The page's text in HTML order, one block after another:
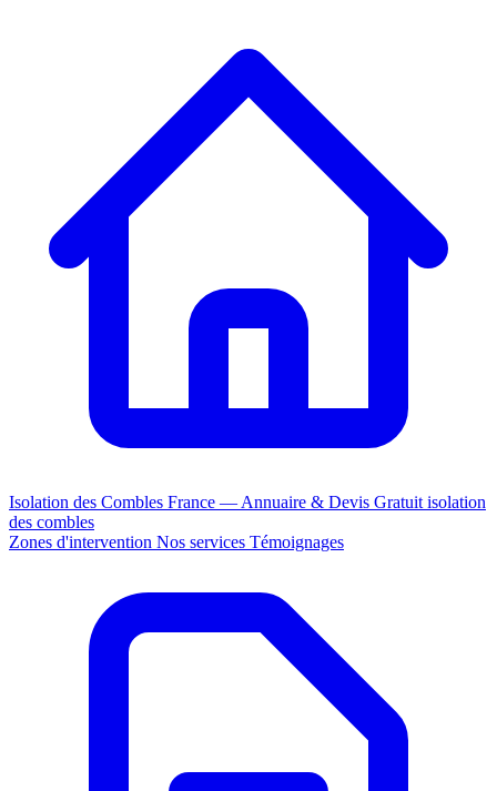
Isolation des Combles France — Annuaire & Devis Gratuit isolation
des combles
Zones d'intervention Nos services Témoignages